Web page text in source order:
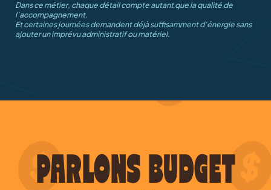
Dans ce métier, chaque détail compte autant que la qualité de
l’accompagnement.
Et certaines journées demandent déjà suffisamment d’énergie sans
ajouter un imprévu administratif ou matériel.
PARLONS BUDGET